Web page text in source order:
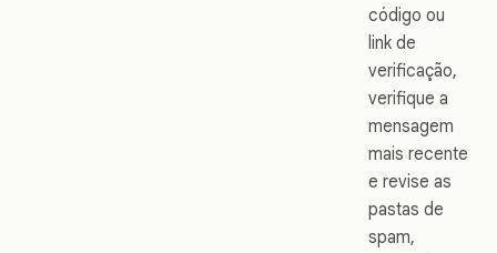
código ou
link de
verificação,
verifique a
mensagem
mais recente
e revise as
pastas de
spam,